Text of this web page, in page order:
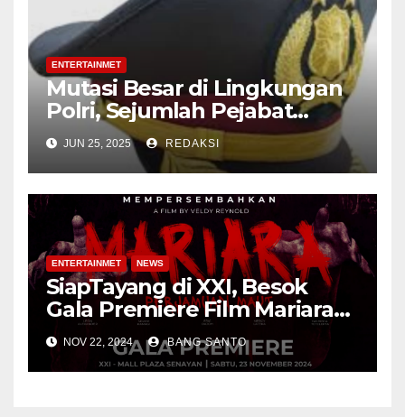
ENTERTAINMET
Mutasi Besar di Lingkungan
Polri, Sejumlah Pejabat
Polda Gorontalo Alami Rotasi
Jabatan
JUN 25, 2025 REDAKSI
ENTERTAINMET NEWS
SiapTayang di XXI, Besok
Gala Premiere Film Mariara
Perjamuan Maut
NOV 22, 2024 BANG SANTO